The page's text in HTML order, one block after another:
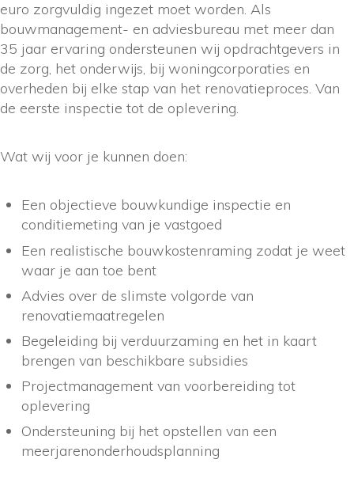
euro zorgvuldig ingezet moet worden. Als
bouwmanagement- en adviesbureau met meer dan
35 jaar ervaring ondersteunen wij opdrachtgevers in
de zorg, het onderwijs, bij woningcorporaties en
overheden bij elke stap van het renovatieproces. Van
de eerste inspectie tot de oplevering.
Wat wij voor je kunnen doen:
Een objectieve bouwkundige inspectie en
conditiemeting van je vastgoed
Een realistische bouwkostenraming zodat je weet
waar je aan toe bent
Advies over de slimste volgorde van
renovatiemaatregelen
Begeleiding bij verduurzaming en het in kaart
brengen van beschikbare subsidies
Projectmanagement van voorbereiding tot
oplevering
Ondersteuning bij het opstellen van een
meerjarenonderhoudsplanning